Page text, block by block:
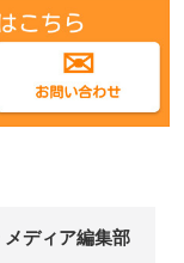
ディア編集部